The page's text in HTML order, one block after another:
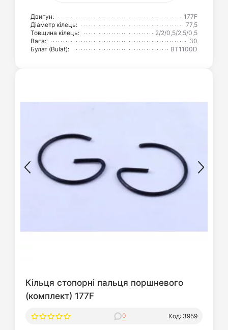
Двигун:
177F
Діаметр кілець:
77,5
Товщина кілець:
2/2/0,5/2,5/0,5
Вага:
30
Булат (Bulat):
BT1100D
Кільця стопорні пальця поршневого
(комплект) 177F
0 Код: 3959